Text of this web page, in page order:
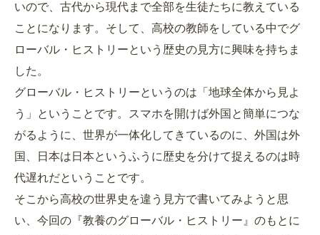
いので、古代から現代まで全部を生徒たちに教えている
ことになります。そして、高校の教師をしている中でグ
ローバル・ヒストリーという歴史の見方に興味を持ちま
した。
グローバル・ヒストリーというのは「地球全体から見よ
う」ということです。スマホを開けば外国と簡単につな
がるように、世界が一体化してきているのに、外国は外
国、日本は日本というふうに歴史を分けて捉えるのは時
代遅れだということです。
そこから高校の世界史を違う見方で書いてみようと思
い、今回の『教養のグローバル・ヒストリー』のもとに